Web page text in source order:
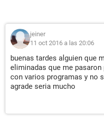
jeiner
11 oct 2016 a las 20:06
buenas tardes alguien que
eliminadas que me
con varios programas y no
agrade seria mucho